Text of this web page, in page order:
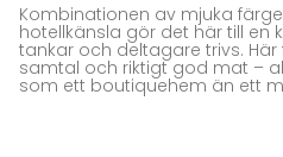
Kombinationen av mjuka
hotellkänsla gör det här till en
tankar och deltagare trivs.
samtal och riktigt god mat –
som ett boutiquehem än ett